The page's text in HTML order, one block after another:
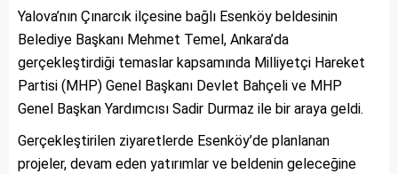
Yalova’nın Çınarcık ilçesine bağlı Esenköy beldesinin
Belediye Başkanı Mehmet Temel, Ankara’da
gerçekleştirdiği temaslar kapsamında Milliyetçi Hareket
Partisi (MHP) Genel Başkanı Devlet Bahçeli ve MHP
Genel Başkan Yardımcısı Sadir Durmaz ile bir araya geldi.
Gerçekleştirilen ziyaretlerde Esenköy’de planlanan
projeler, devam eden yatırımlar ve beldenin geleceğine